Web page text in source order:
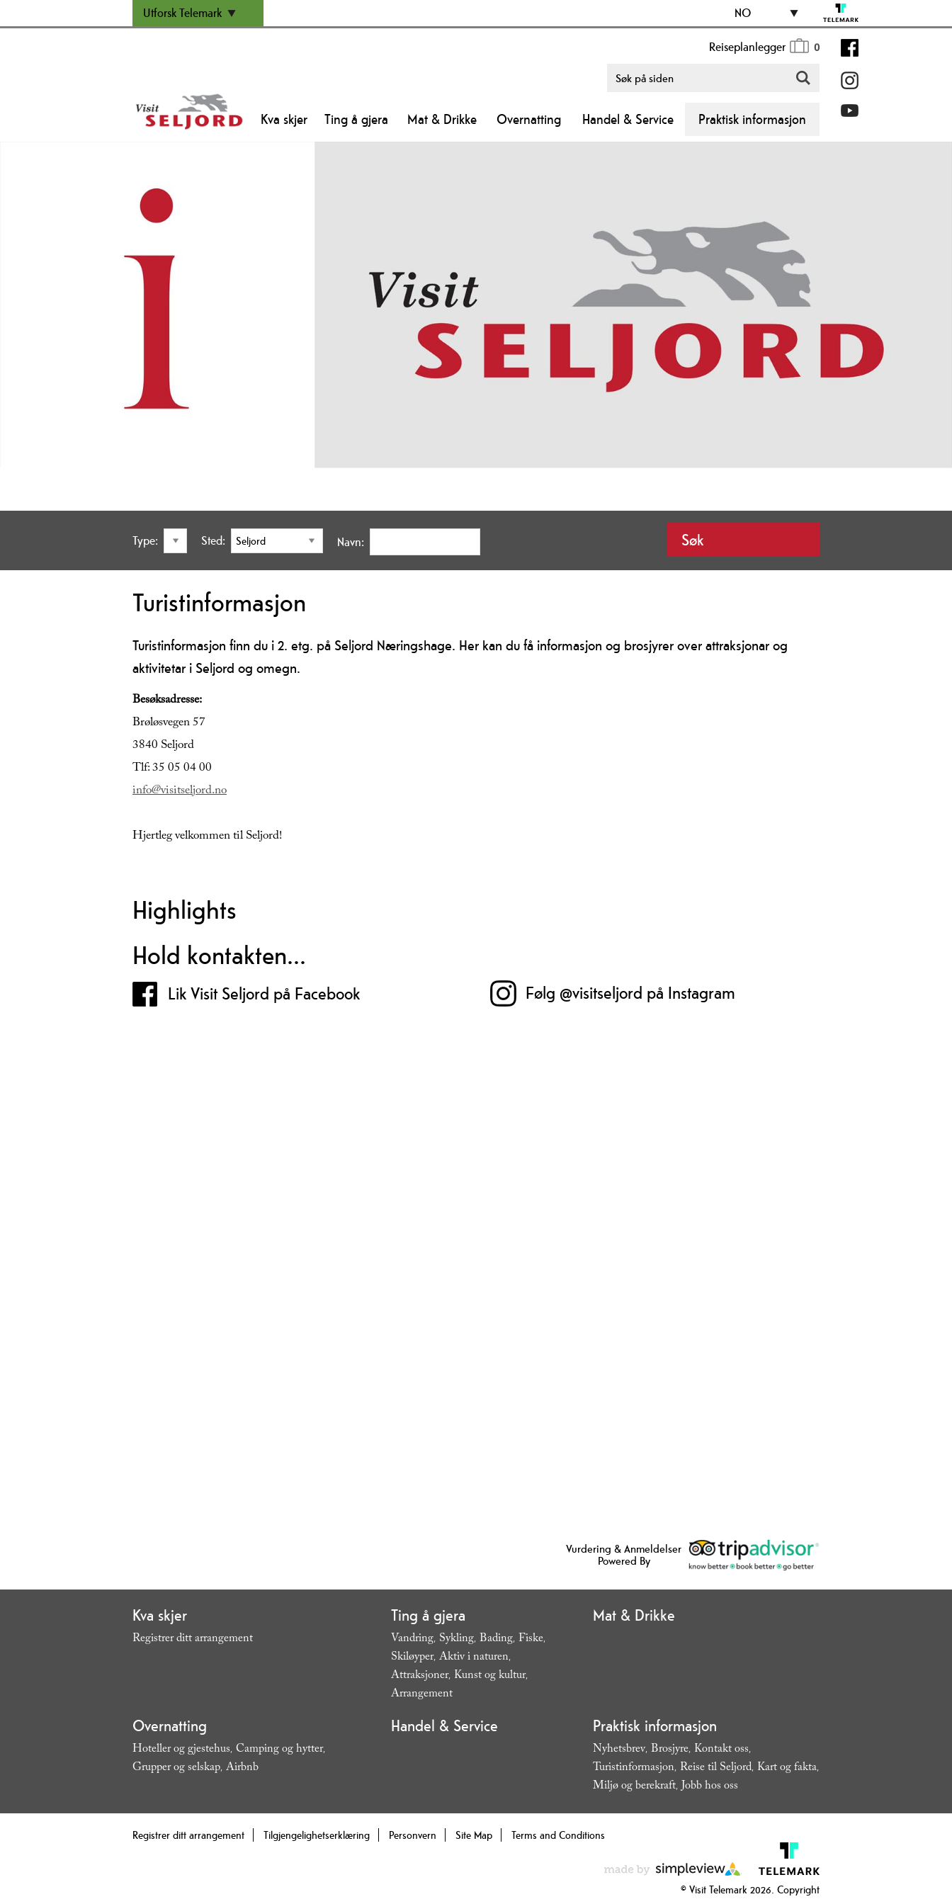
Utforsk Telemark NO
Reiseplanlegger 0
Kva skjer Ting å gjera Mat & Drikke Overnatting Handel & Service Praktisk informasjon
Type: Sted: Navn:
Turistinformasjon
Turistinformasjon finn du i 2. etg. på Seljord Næringshage. Her kan du få informasjon og brosjyrer over attraksjonar og
aktivitetar i Seljord og omegn.
Besøksadresse:
Brøløsvegen 57
3840 Seljord
Tlf: 35 05 04 00
info@visitseljord.no
Hjertleg velkommen til Seljord!
Highlights
Hold kontakten...
Lik Visit Seljord på Facebook Følg @visitseljord på Instagram
Vurdering & Anmeldelser
Powered By
Kva skjer
Registrer ditt arrangement
Ting å gjera
Vandring, Sykling, Bading, Fiske,
Skiløyper, Aktiv i naturen,
Attraksjoner, Kunst og kultur,
Arrangement,
Mat & Drikke
Overnatting
Hoteller og gjestehus, Camping og hytter,
Grupper og selskap, Airbnb
Handel & Service Praktisk informasjon
Nyhetsbrev, Brosjyre, Kontakt oss,
Turistinformasjon, Reise til Seljord, Kart og fakta,
Miljø og berekraft, Jobb hos oss
Registrer ditt arrangement Tilgjengelighetserklæring Personvern Site Map Terms and Conditions
© Visit Telemark 2026. Copyright